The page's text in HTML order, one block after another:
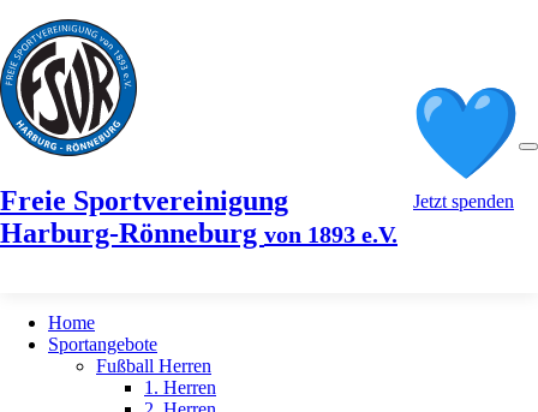
Freie Sportvereinigung
Harburg-Rönneburg von 1893 e.V.
Jetzt spenden
Home
Sportangebote
Fußball Herren
1. Herren